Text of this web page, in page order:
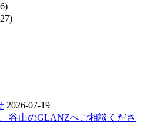
2026-07-19
谷山のGLANZへご相談くださ